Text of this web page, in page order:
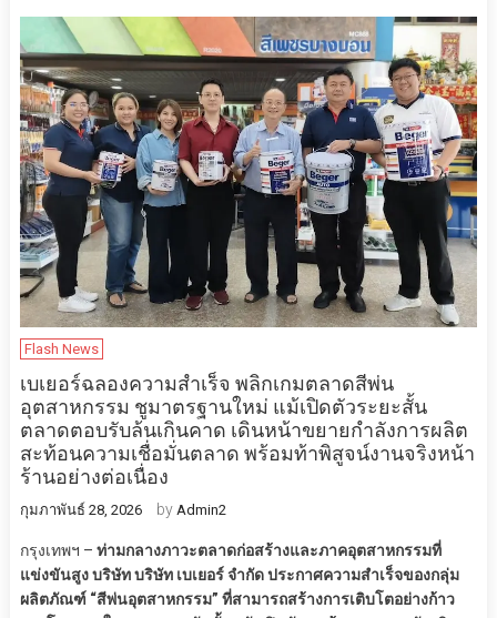
Flash News
เบเยอร์ฉลองความสำเร็จ พลิกเกมตลาดสีพ่น
อุตสาหกรรม ชูมาตรฐานใหม่ แม้เปิดตัวระยะสั้น
ตลาดตอบรับล้นเกินคาด เดินหน้าขยายกำลังการผลิต
สะท้อนความเชื่อมั่นตลาด พร้อมท้าพิสูจน์งานจริงหน้า
ร้านอย่างต่อเนื่อง
กุมภาพันธ์ 28, 2026 by Admin2
กรุงเทพฯ – ท่ามกลางภาวะตลาดก่อสร้างและภาคอุตสาหกรรมที่
แข่งขันสูง บริษัท บริษัท เบเยอร์ จำกัด ประกาศความสำเร็จของกลุ่ม
ผลิตภัณฑ์ “สีพ่นอุตสาหกรรม” ที่สามารถสร้างการเติบโตอย่างก้าว